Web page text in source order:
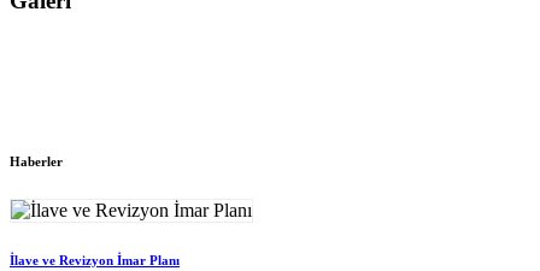
Haberler
İlave ve Revizyon İmar Planı